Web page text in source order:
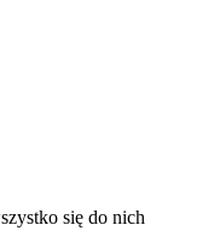
się do nich